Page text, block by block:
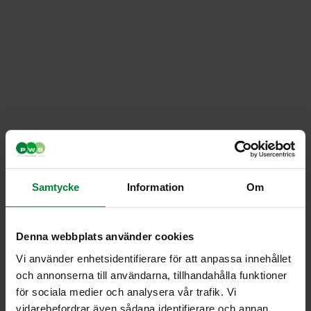
Samtycke Information Om
Denna webbplats använder cookies
Vi använder enhetsidentifierare för att anpassa innehållet
och annonserna till användarna, tillhandahålla funktioner
för sociala medier och analysera vår trafik. Vi
vidarebefordrar även sådana identifierare och annan
Etupyörä 80-370
litraa